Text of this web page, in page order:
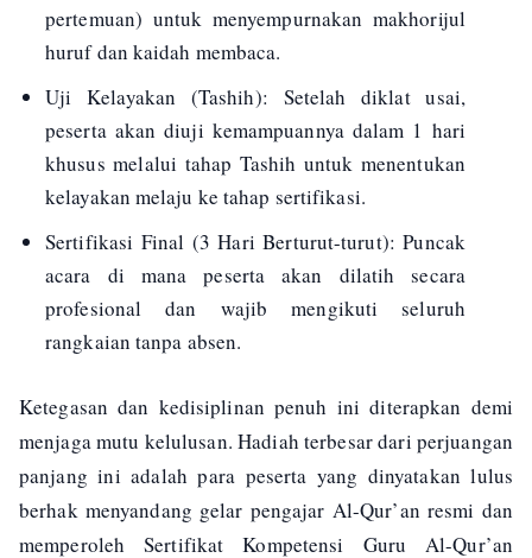
pertemuan) untuk menyempurnakan makhorijul
huruf dan kaidah membaca.
Uji Kelayakan (Tashih): Setelah diklat usai,
peserta akan diuji kemampuannya dalam 1 hari
khusus melalui tahap Tashih untuk menentukan
kelayakan melaju ke tahap sertifikasi.
Sertifikasi Final (3 Hari Berturut-turut): Puncak
acara di mana peserta akan dilatih secara
profesional dan wajib mengikuti seluruh
rangkaian tanpa absen.
Ketegasan dan kedisiplinan penuh ini diterapkan demi
menjaga mutu kelulusan. Hadiah terbesar dari perjuangan
panjang ini adalah para peserta yang dinyatakan lulus
berhak menyandang gelar pengajar Al-Qur’an resmi dan
memperoleh Sertifikat Kompetensi Guru Al-Qur’an